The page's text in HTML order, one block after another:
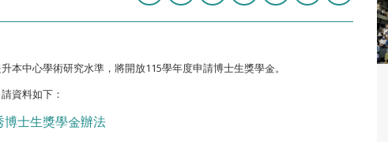
本中心學術研究水準，將開放115學年度申請博士生獎學金。
資料如下：
士生獎學金辦法